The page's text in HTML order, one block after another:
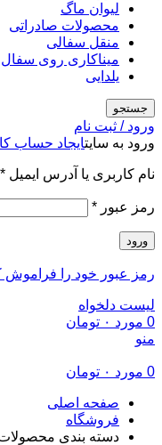
لیوان ماگ
محصولات صادراتی
منقل سفالی
میناکاری روی سفال
یلدایی
جستجو
ورود / ثبت نام
ورود به سایتایجاد حساب
نام کاربری یا آدرس ایمیل *
رمز عبور *الزامی
ورود
رمز عبور خود را فراموش
لیست دلخواه
0 مورد ۰ تومان
منو
0 مورد ۰ تومان
صفحه اصلی
فروشگاه
دسته بندی